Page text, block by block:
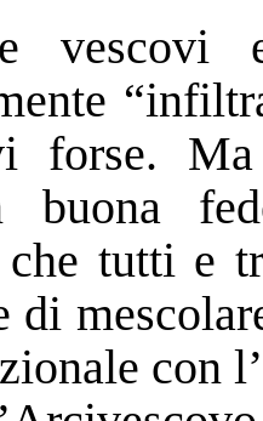
vescovi
forse.
buona
tutti e
di
con